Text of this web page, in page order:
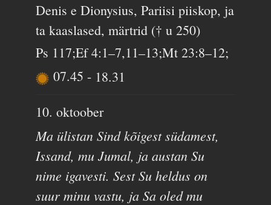
Denis e Dionysius, Pariisi piiskop, ja
ta kaaslased, märtrid († u 250)
Ps 117;Ef 4:1–7,11–13;Mt 23:8–12;
07.45 - 18.31
10. oktoober
Ma ülistan Sind kõigest südamest,
Issand, mu Jumal, ja austan Su
nime igavesti. Sest Su heldus on
suur minu vastu, ja Sa oled mu